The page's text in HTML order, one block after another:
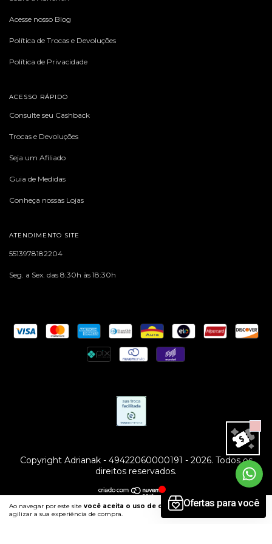
Ao navegar por este site você aceita o uso de cookiespara
agilizar a sua experiência de compra.
Acesse nosso Blog
Política de Trocas e Devoluções
Política de Privacidade
ACESSO RÁPIDO
Consulte seu Cashback
Trocas e Devoluções
Seja um Afiliado
Guia de Medidas
Conheça nossas Lojas
ATENDIMENTO SITE
5513978182204
Seg. a Sex. das 8:30h às 18:30h
Copyright Adrianak - 49422060000191 - 2026. Todos os
direitos reservados.